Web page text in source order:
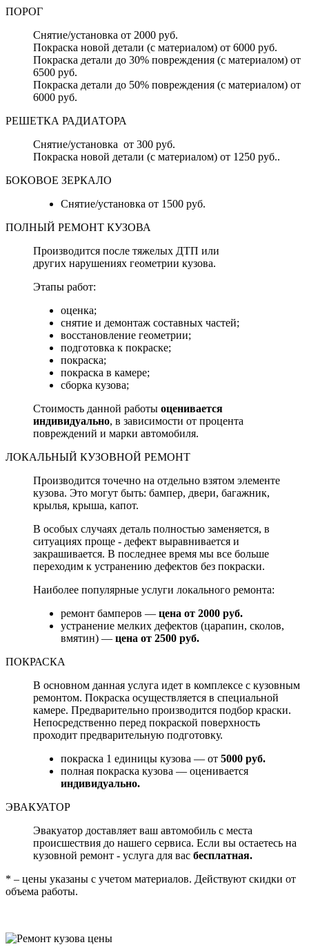
ПОРОГ
Снятие/установка от 2000 руб.
Покраска новой детали (с материалом) от 6000 руб.
Покраска детали до 30% повреждения (с материалом) от
6500 руб.
Покраска детали до 50% повреждения (с материалом) от
6000 руб.
РЕШЕТКА РАДИАТОРА
Снятие/установка от 300 руб.
Покраска новой детали (с материалом) от 1250 руб..
БОКОВОЕ ЗЕРКАЛО
Снятие/установка от 1500 руб.
ПОЛНЫЙ РЕМОНТ КУЗОВА
Производится после тяжелых ДТП или
других нарушениях геометрии кузова.
Этапы работ:
оценка;
снятие и демонтаж составных частей;
восстановление геометрии;
подготовка к покраске;
покраска;
покраска в камере;
сборка кузова;
Стоимость данной работы оценивается
индивидуально, в зависимости от процента
повреждений и марки автомобиля.
ЛОКАЛЬНЫЙ КУЗОВНОЙ РЕМОНТ
Производится точечно на отдельно взятом элементе
кузова. Это могут быть: бампер, двери, багажник,
крылья, крыша, капот.
В особых случаях деталь полностью заменяется, в
ситуациях проще - дефект выравнивается и
закрашивается. В последнее время мы все больше
переходим к устранению дефектов без покраски.
Наиболее популярные услуги локального ремонта:
ремонт бамперов — цена от 2000 руб.
устранение мелких дефектов (царапин, сколов,
вмятин) — цена от 2500 руб.
ПОКРАСКА
В основном данная услуга идет в комплексе с кузовным
ремонтом. Покраска осуществляется в специальной
камере. Предварительно производится подбор краски.
Непосредственно перед покраской поверхность
проходит предварительную подготовку.
покраска 1 единицы кузова — от 5000 руб.
полная покраска кузова — оценивается
индивидуально.
ЭВАКУАТОР
Эвакуатор доставляет ваш автомобиль с места
происшествия до нашего сервиса. Если вы остаетесь на
кузовной ремонт - услуга для вас бесплатная.
* – цены указаны с учетом материалов. Действуют скидки от
объема работы.